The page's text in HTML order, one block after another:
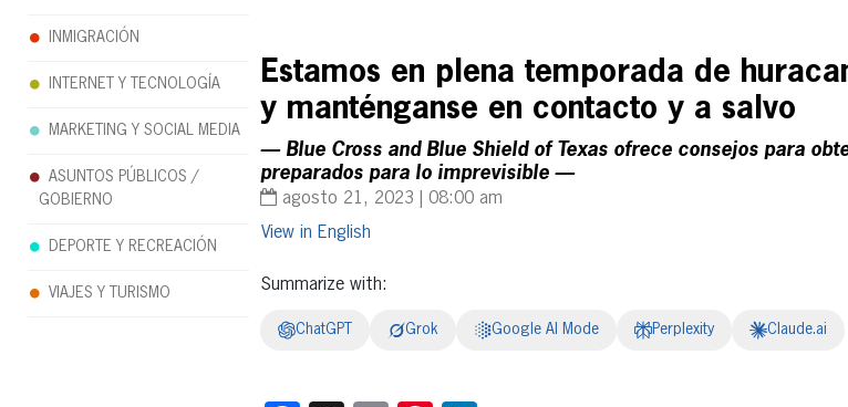
Estamos en plena temporada de
y manténganse en contacto y a salvo
— Blue Cross and Blue Shield of Texas ofrece consejos para
preparados para lo imprevisible —
agosto 21, 2023 | 08:00 am
English
Summarize with:
ChatGPT Grok Google AI Mode Perplexity Claude.ai
INMIGRACIÓN
INTERNET Y TECNOLOGÍA
MARKETING Y SOCIAL MEDIA
ASUNTOS PÚBLICOS /
GOBIERNO
DEPORTE Y RECREACIÓN
VIAJES Y TURISMO